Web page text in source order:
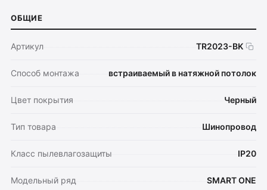
ОБЩИЕ
Артикул TR2023-BK
Способ монтажа встраиваемый в натяжной потолок
Цвет покрытия Черный
Тип товара Шинопровод
Класс пылевлагозащиты IP20
Модельный ряд SMART ONE